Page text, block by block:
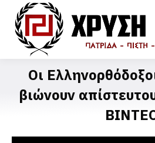
Οι
βιώνουν